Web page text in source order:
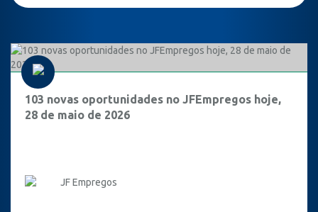
103 novas oportunidades no JFEmpregos hoje,
28 de maio de 2026
JF Empregos